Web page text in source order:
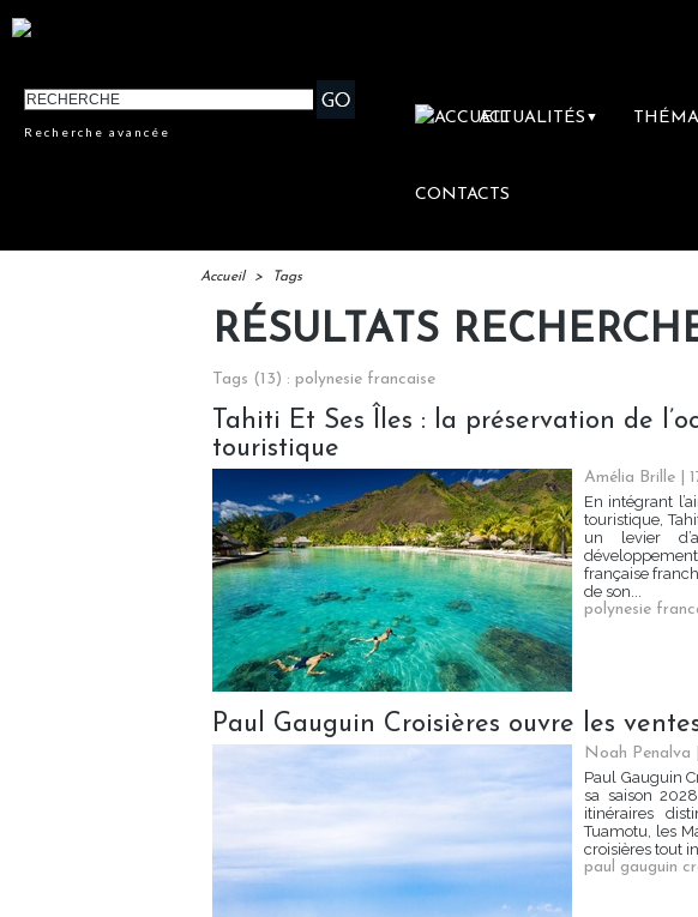
Recherche avancée
ACTUALITÉS ▼
CONTACTS
Accueil > Tags
RÉSULTATS
Tags (13) : polynesie francaise
Tahiti Et Ses Îles : la préservation de
touristique
Amélia Brille |
En intégrant
touristique,
un levier
française
de son...
polynesie
Paul Gauguin Croisières ouvre les
Noah Penalva
Paul Gauguin
sa saison
itinéraires
Tuamotu, les
croisières tout
paul gauguin